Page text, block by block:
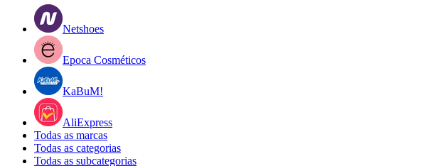
Netshoes
Epoca Cosméticos
KaBuM!
AliExpress
Todas as marcas
Todas as categorias
Todas as subcategorias